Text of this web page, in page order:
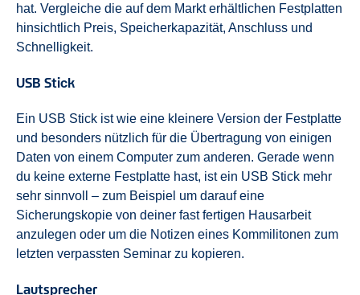
hat. Vergleiche die auf dem Markt erhältlichen Festplatten
hinsichtlich Preis, Speicherkapazität, Anschluss und
Schnelligkeit.
USB Stick
Ein USB Stick ist wie eine kleinere Version der Festplatte
und besonders nützlich für die Übertragung von einigen
Daten von einem Computer zum anderen. Gerade wenn
du keine externe Festplatte hast, ist ein USB Stick mehr
sehr sinnvoll – zum Beispiel um darauf eine
Sicherungskopie von deiner fast fertigen Hausarbeit
anzulegen oder um die Notizen eines Kommilitonen zum
letzten verpassten Seminar zu kopieren.
Lautsprecher